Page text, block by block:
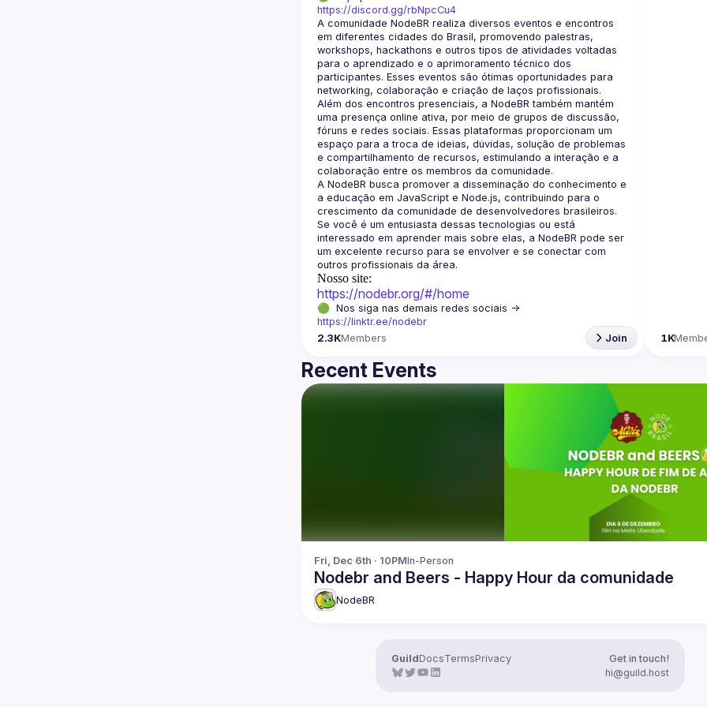
https://discord.gg/rbNpcCu4
A comunidade NodeBR realiza diversos eventos e encontros
em diferentes cidades do Brasil, promovendo palestras,
workshops, hackathons e outros tipos de atividades voltadas
para o aprendizado e o aprimoramento técnico dos
participantes. Esses eventos são ótimas oportunidades para
Além dos encontros presenciais, a NodeBR também mantém
uma presença online ativa, por meio de grupos de discussão,
fóruns e redes sociais. Essas plataformas proporcionam um
espaço para a troca de ideias, dúvidas, solução de problemas
e compartilhamento de recursos, estimulando a interação e a
A NodeBR busca promover a disseminação do conhecimento e
a educação em JavaScript e Node.js, contribuindo para o
crescimento da comunidade de desenvolvedores brasileiros.
Se você é um entusiasta dessas tecnologias ou está
interessado em aprender mais sobre elas, a NodeBR pode ser
um excelente recurso para se envolver e se conectar com
Nosso site:
https://nodebr.org/#/home
https://linktr.ee/nodebr
2.3KMembers Join 1K
Recent Events
Fri, Dec 6th · 10PMIn-Person
Nodebr and Beers - Happy Hour da comunidade
NodeBR
GuildDocsTermsPrivacy
Get in touch!
hi@guild.host